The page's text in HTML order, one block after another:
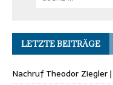
LETZTE BEITRÄGE
Nachruf Theodor Ziegler